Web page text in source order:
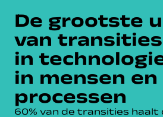
De grootste
van
in
in mensen en
processen
60% van de transities haalt